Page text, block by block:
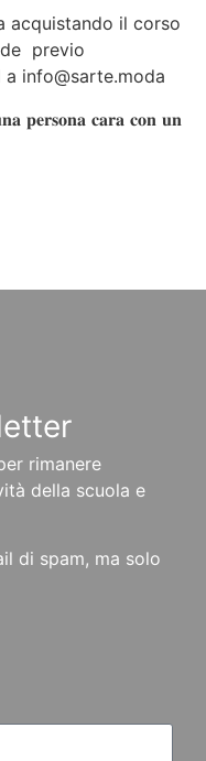
acquistando il corso
previo
info@sarte.moda
𝐩𝐞𝐫𝐬𝐨𝐧𝐚 𝐜𝐚𝐫𝐚 𝐜𝐨𝐧 𝐮𝐧
rimanere
della scuola e
di spam, ma solo